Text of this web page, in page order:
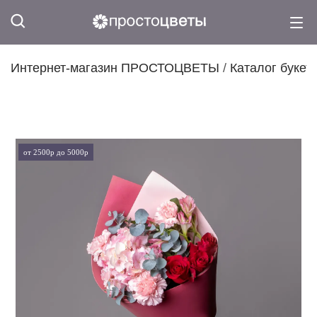
Интернет-магазин ПРОСТОЦВЕТЫ / Каталог
от 2500р до 5000р